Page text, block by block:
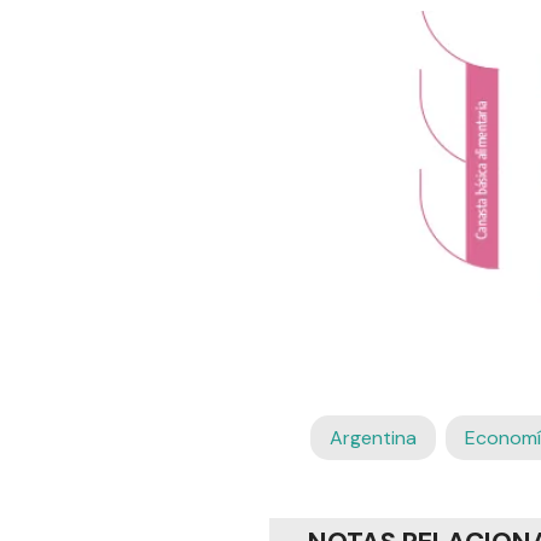
Argentina